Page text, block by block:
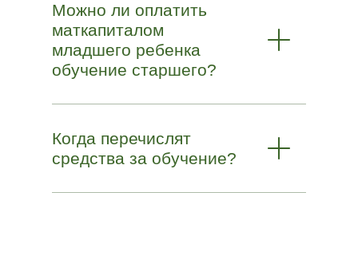
Можно ли оплатить
маткапиталом
младшего ребенка
обучение старшего?
Когда перечислят
средства за обучение?